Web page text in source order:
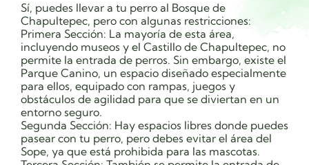
Sí, puedes llevar a tu perro al Bosque de
Chapultepec, pero con algunas restricciones:
Primera Sección: La mayoría de esta área,
incluyendo museos y el Castillo de Chapultepec, no
permite la entrada de perros. Sin embargo, existe el
Parque Canino, un espacio diseñado especialmente
para ellos, equipado con rampas, juegos y
obstáculos de agilidad para que se diviertan en un
entorno seguro.
Segunda Sección: Hay espacios libres donde puedes
pasear con tu perro, pero debes evitar el área del
Sope, ya que está prohibida para las mascotas.